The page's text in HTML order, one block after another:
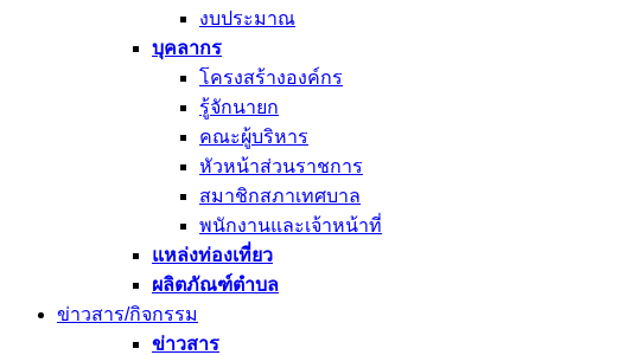
งบประมาณ
บุคลากร
โครงสร้างองค์กร
รู้จักนายก
คณะผู้บริหาร
หัวหน้าส่วนราชการ
สมาชิกสภาเทศบาล
พนักงานและเจ้าหน้าที่
แหล่งท่องเที่ยว
ผลิตภัณฑ์ตำบล
ข่าวสาร/กิจกรรม
ข่าวสาร